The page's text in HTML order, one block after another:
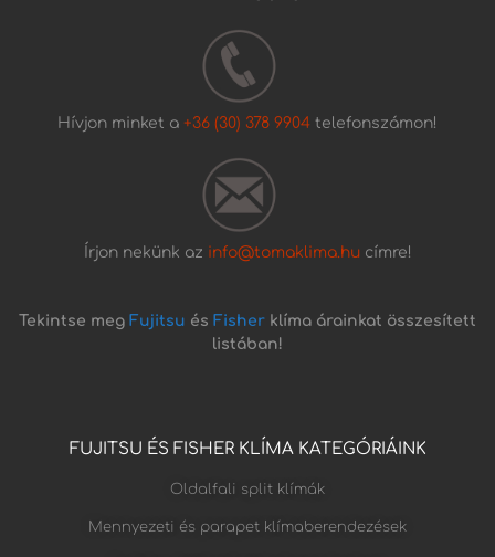
Hívjon minket a +36 (30) 378 9904 telefonszámon!
Írjon nekünk az info@tomaklima.hucímre!
Tekintse meg Fujitsu és Fisher klíma árainkat összesített
listában!
FUJITSU ÉS FISHER KLÍMA KATEGÓRIÁINK
Oldalfali split klímák
Mennyezeti és parapet klímaberendezések